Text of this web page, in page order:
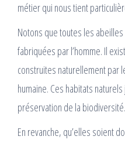
métier qui nous tient
Notons que toutes les
fabriquées par l’homme. Il
construites naturellement par
humaine. Ces habitats
préservation de la biodiversité.
En revanche, qu’elles soient